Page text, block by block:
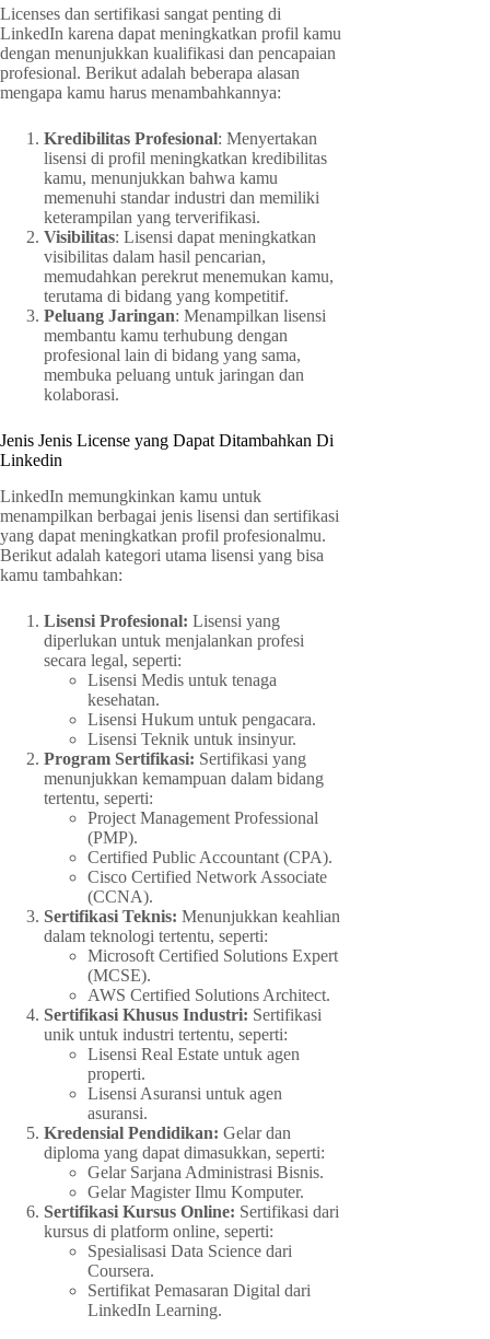
Licenses dan sertifikasi sangat penting di
LinkedIn karena dapat meningkatkan profil kamu
dengan menunjukkan kualifikasi dan pencapaian
profesional. Berikut adalah beberapa alasan
mengapa kamu harus menambahkannya:
Kredibilitas Profesional: Menyertakan
lisensi di profil meningkatkan kredibilitas
kamu, menunjukkan bahwa kamu
memenuhi standar industri dan memiliki
keterampilan yang terverifikasi.
Visibilitas: Lisensi dapat meningkatkan
visibilitas dalam hasil pencarian,
memudahkan perekrut menemukan kamu,
terutama di bidang yang kompetitif.
Peluang Jaringan: Menampilkan lisensi
membantu kamu terhubung dengan
profesional lain di bidang yang sama,
membuka peluang untuk jaringan dan
kolaborasi.
Jenis Jenis License yang Dapat Ditambahkan Di
Linkedin
LinkedIn memungkinkan kamu untuk
menampilkan berbagai jenis lisensi dan sertifikasi
yang dapat meningkatkan profil profesionalmu.
Berikut adalah kategori utama lisensi yang bisa
kamu tambahkan:
Lisensi Profesional: Lisensi yang
diperlukan untuk menjalankan profesi
secara legal, seperti:
Lisensi Medis untuk tenaga
kesehatan.
Lisensi Hukum untuk pengacara.
Lisensi Teknik untuk insinyur.
Program Sertifikasi: Sertifikasi yang
menunjukkan kemampuan dalam bidang
tertentu, seperti:
Project Management Professional
(PMP).
Certified Public Accountant (CPA).
Cisco Certified Network Associate
(CCNA).
Sertifikasi Teknis: Menunjukkan keahlian
dalam teknologi tertentu, seperti:
Microsoft Certified Solutions Expert
(MCSE).
AWS Certified Solutions Architect.
Sertifikasi Khusus Industri: Sertifikasi
unik untuk industri tertentu, seperti:
Lisensi Real Estate untuk agen
properti.
Lisensi Asuransi untuk agen
asuransi.
Kredensial Pendidikan: Gelar dan
diploma yang dapat dimasukkan, seperti:
Gelar Sarjana Administrasi Bisnis.
Gelar Magister Ilmu Komputer.
Sertifikasi Kursus Online: Sertifikasi dari
kursus di platform online, seperti:
Spesialisasi Data Science dari
Coursera.
Sertifikat Pemasaran Digital dari
LinkedIn Learning.